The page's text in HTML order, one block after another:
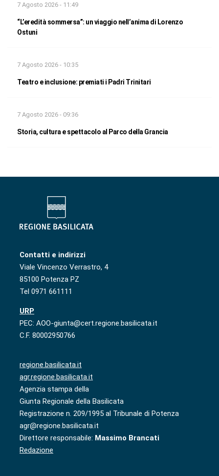
7 Agosto 2026 - 11:49
“L’eredità sommersa”: un viaggio nell’anima di Lorenzo
Ostuni
7 Agosto 2026 - 10:35
Teatro e inclusione: premiati i Padri Trinitari
7 Agosto 2026 - 09:36
Storia, cultura e spettacolo al Parco della Grancia
Contatti e indirizzi
Viale Vincenzo Verrastro, 4
85100 Potenza PZ
Tel 0971 661111
URP
PEC: AOO-giunta@cert.regione.basilicata.it
C.F. 80002950766
regione.basilicata.it
agr.regione.basilicata.it
Agenzia stampa della
Giunta Regionale della Basilicata
Registrazione n. 209/1995 al Tribunale di Potenza
agr@regione.basilicata.it
Direttore responsabile: Massimo Brancati
Redazione